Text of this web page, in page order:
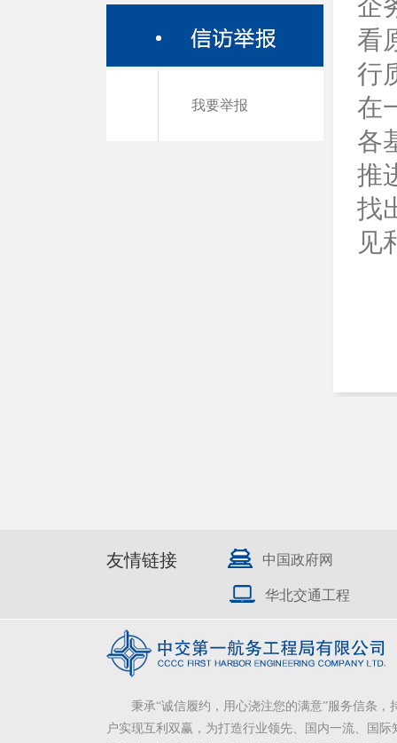
我要举报
企
看
行
在
各
推
找
见
友情链接 中国政府网
华北交通工程
秉承“诚信履约，用心浇注您的满意”服务信条，
户实现互利双赢，为打造行业领先、国内一流、国际